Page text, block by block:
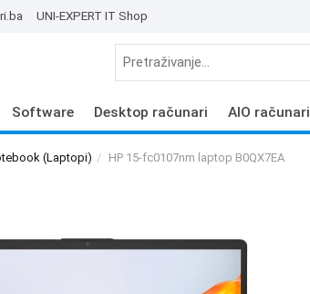
UNI-EXPERT IT Shop
Software Desktop računari AIO računari
(Laptopi) HP 15-fc0107nm laptop B0QX7EA